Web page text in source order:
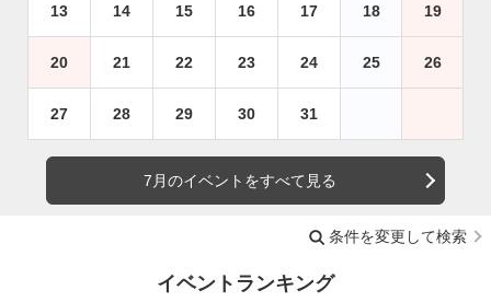
13 14 15 16 17 18 19
20 21 22 23 24 25 26
27 28 29 30 31
7月のイベントをすべて見る
条件を変更して検索
イベントランキング